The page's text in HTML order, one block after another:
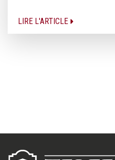
LIRE L'ARTICLE